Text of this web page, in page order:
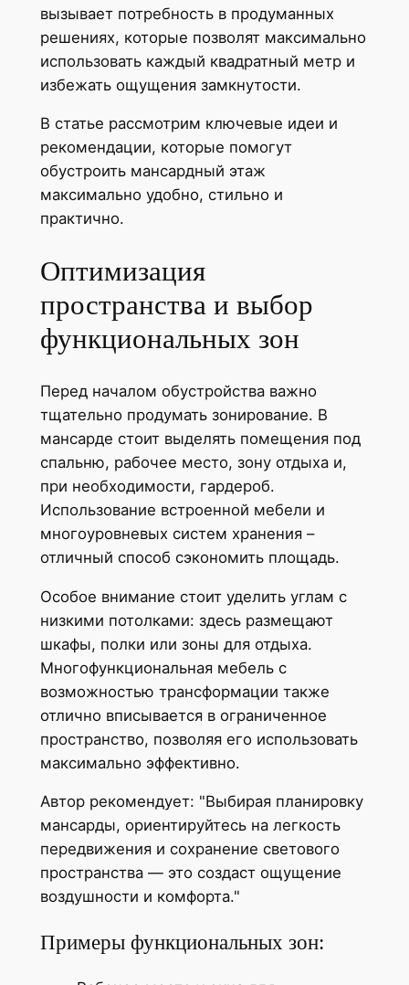
вызывает потребность в продуманных
решениях, которые позволят максимально
использовать каждый квадратный метр и
избежать ощущения замкнутости.
В статье рассмотрим ключевые идеи и
рекомендации, которые помогут
обустроить мансардный этаж
максимально удобно, стильно и
практично.
Оптимизация
пространства и выбор
функциональных зон
Перед началом обустройства важно
тщательно продумать зонирование. В
мансарде стоит выделять помещения под
спальню, рабочее место, зону отдыха и,
при необходимости, гардероб.
Использование встроенной мебели и
многоуровневых систем хранения –
отличный способ сэкономить площадь.
Особое внимание стоит уделить углам с
низкими потолками: здесь размещают
шкафы, полки или зоны для отдыха.
Многофункциональная мебель с
возможностью трансформации также
отлично вписывается в ограниченное
пространство, позволяя его использовать
максимально эффективно.
Автор рекомендует:
Выбирая планировку
мансарды, ориентируйтесь на легкость
передвижения и сохранение светового
пространства — это создаст ощущение
воздушности и комфорта.
Примеры функциональных зон: